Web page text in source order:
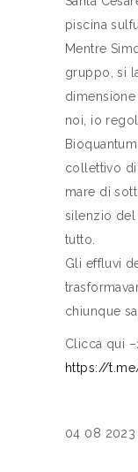
piscina
Mentre
gruppo, si
noi, io
collettivo di
mare di
silenzio del
tutto.
Gli effluvi
chiunque
Clicca qui
https://
04 08 2023